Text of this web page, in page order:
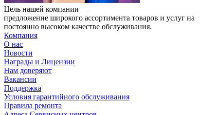
Цель нашей компании —
предложение широкого ассортимента товаров и услуг на
постоянно высоком качестве обслуживания.
Компания
О нас
Новости
Награды и Лицензии
Нам доверяют
Вакансии
Поддержка
Условия гарантийного обслуживания
Правила ремонта